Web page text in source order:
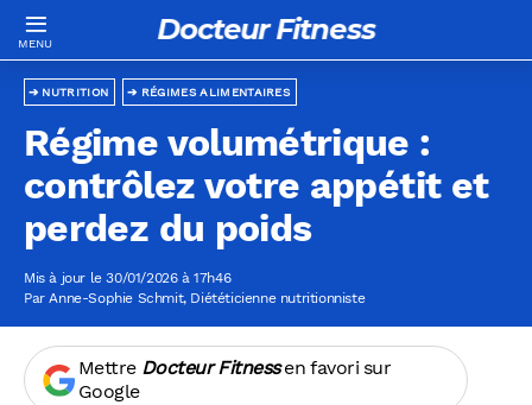
Docteur Fitness
RÉGIMES ALIMENTAIRES
NUTRITION
Régime volumétrique :
contrôlez votre appétit et
perdez du poids
Mis à jour le 30/01/2026 à 17h46
ParAnne-Sophie Schmit, Diététicienne nutritionniste
Mettre Docteur Fitnessen favori sur
Google